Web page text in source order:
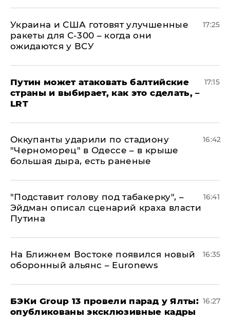
Украина и США готовят улучшенные
ракеты для С-300 – когда они
ожидаются у ВСУ
17:25
Путин может атаковать балтийские
страны и выбирает, как это сделать, –
LRT
17:15
Оккупанты ударили по стадиону
"Черноморец" в Одессе – в крыше
большая дыра, есть раненые
16:42
​"Подставит голову под табакерку", –
Эйдман описал сценарий краха власти
Путина
16:41
На Ближнем Востоке появился новый
оборонный альянс – Euronews
16:35
​БЭКи Group 13 провели парад у Ялты:
опубликованы эксклюзивные кадры
16:27